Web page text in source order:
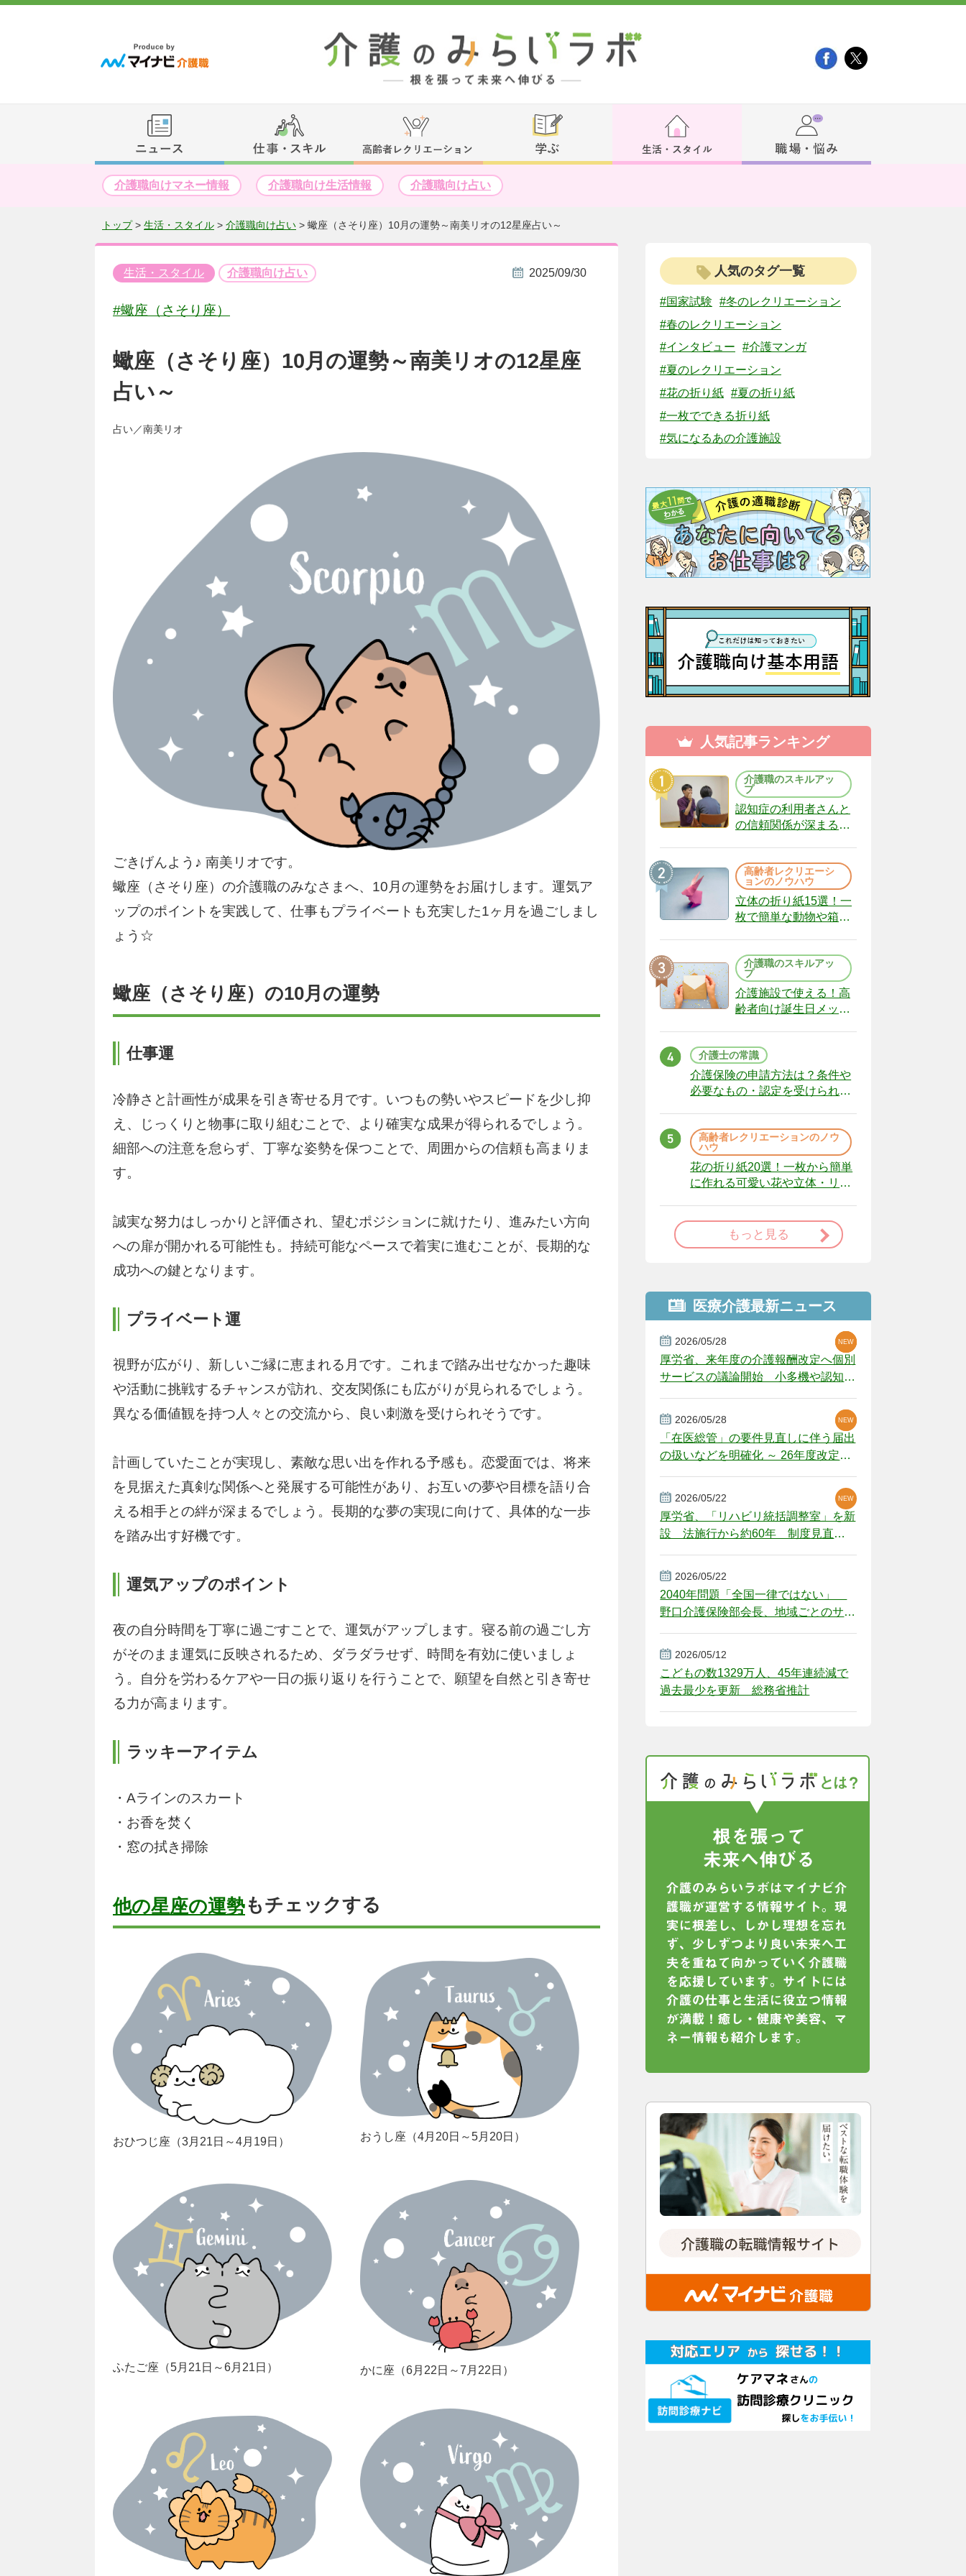
介護職向けマネー情報 介護職向け生活情報 介護職向け占い
トップ> 生活・スタイル > 介護職向け占い > 蠍座（さそり座）10月の運勢～南美リオの12星座占い～
生活・スタイル 介護職向け占い 2025/09/30
#蠍座（さそり座）
蠍座（さそり座）10月の運勢～南美リオの12星座
占い～
占い／南美リオ
ごきげんよう♪ 南美リオです。
蠍座（さそり座）の介護職のみなさまへ、10月の運勢をお届けします。運気ア
ップのポイントを実践して、仕事もプライベートも充実した1ヶ月を過ごしまし
ょう☆
蠍座（さそり座）の10月の運勢
仕事運
冷静さと計画性が成果を引き寄せる月です。いつもの勢いやスピードを少し抑
え、じっくりと物事に取り組むことで、より確実な成果が得られるでしょう。
細部への注意を怠らず、丁寧な姿勢を保つことで、周囲からの信頼も高まりま
す。
誠実な努力はしっかりと評価され、望むポジションに就けたり、進みたい方向
への扉が開かれる可能性も。持続可能なペースで着実に進むことが、長期的な
成功への鍵となります。
プライベート運
視野が広がり、新しいご縁に恵まれる月です。これまで踏み出せなかった趣味
や活動に挑戦するチャンスが訪れ、交友関係にも広がりが見られるでしょう。
異なる価値観を持つ人々との交流から、良い刺激を受けられそうです。
計画していたことが実現し、素敵な思い出を作れる予感も。恋愛面では、将来
を見据えた真剣な関係へと発展する可能性があり、お互いの夢や目標を語り合
える相手との絆が深まるでしょう。長期的な夢の実現に向けて、具体的な一歩
を踏み出す好機です。
運気アップのポイント
夜の自分時間を丁寧に過ごすことで、運気がアップします。寝る前の過ごし方
がそのまま運気に反映されるため、ダラダラせず、時間を有効に使いましょ
う。自分を労わるケアや一日の振り返りを行うことで、願望を自然と引き寄せ
る力が高まります。
ラッキーアイテム
・Aラインのスカート
・お香を焚く
・窓の拭き掃除
他の星座の運勢もチェックする
おひつじ座（3月21日～4月19日） おうし座（4月20日～5月20日）
ふたご座（5月21日～6月21日） かに座（6月22日～7月22日）
人気のタグ一覧
#国家試験
#冬のレクリエーション
#春のレクリエーション
#インタビュー
#介護マンガ
#夏のレクリエーション
#花の折り紙 #夏の折り紙
#一枚でできる折り紙
#気になるあの介護施設
人気記事ランキング
介護職のスキルアッ
プ
認知症の利用者さんと
の信頼関係が深まる声
（22）
高齢者レクリエーシ
ョンのノウハウ
立体の折り紙15選！一
枚で簡単な動物や箱、
介護職のスキルアッ
プ
介護施設で使える！高
齢者向け誕生日メッセ
介護士の常識
介護保険の申請方法は？条件や
必要なもの・認定を受けられな
高齢者レクリエーションのノウ
ハウ
花の折り紙20選！一枚から簡単
に作れる可愛い花や立体・リー
もっと見る
医療介護最新ニュース
2026/05/28
厚労省、来年度の介護報酬改定へ個別
サービスの議論開始 小多機や認知症
NEW
NEW
NEW
2026/05/28
「在医総管」の要件見直しに伴う届出
の扱いなどを明確化 ～ 26年度改定疑
NEW
NEW
2026/05/22
厚労省、「リハビリ統括調整室」を新
設 法施行から約60年 制度見直し
NEW
2026/05/22
2040年問題「全国一律ではない」
野口介護保険部会長、地域ごとのサー
2026/05/12
こどもの数1329万人、45年連続減で
過去最少を更新 総務省推計